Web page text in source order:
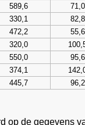
589,6 71,0
330,1 82,8
472,2 55,6
320,0
550,0 95,6
374,1
445,7 96,2
op de gegevens